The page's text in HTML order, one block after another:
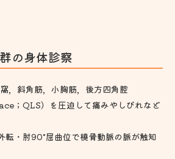
の身体診察
斜角筋，小胸筋，後方四角腔
；QLS）を圧迫して痛みやしびれなど
・肘90°屈曲位で橈骨動脈の脈が触知